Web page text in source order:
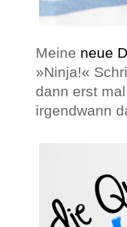
Meine neue
»Ninja!«
dann erst
irgendwann